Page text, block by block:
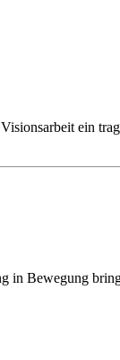
ein
in Bewegung